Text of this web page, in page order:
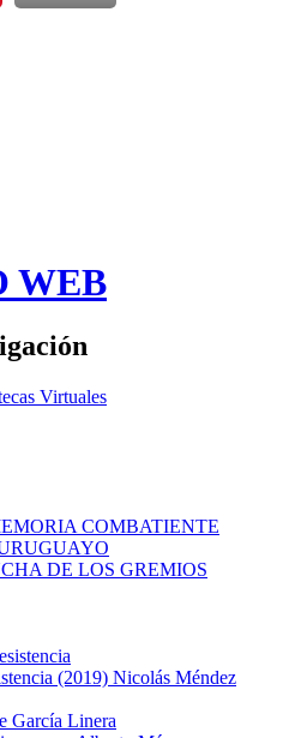
WEB
Virtuales
COMBATIENTE
DE LOS GREMIOS
(2019) Nicolás Méndez
García Linera